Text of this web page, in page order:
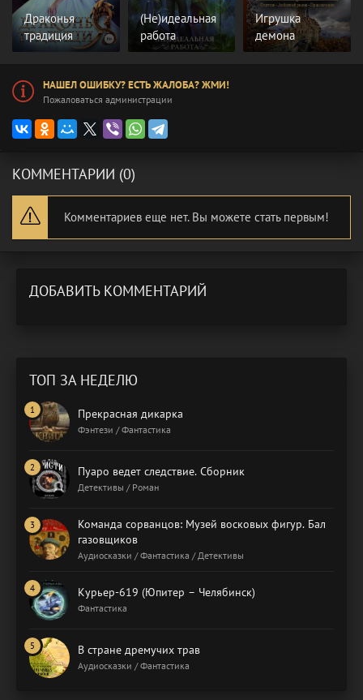
Драконья
традиция
(Не)идеальная
работа
Игрушка
демона
НАШЕЛ ОШИБКУ? ЕСТЬ ЖАЛОБА? ЖМИ!
Пожаловаться администрации
КОММЕНТАРИИ (0)
Комментариев еще нет. Вы можете стать первым!
ДОБАВИТЬ КОММЕНТАРИЙ
ТОП ЗА НЕДЕЛЮ
Прекрасная дикарка
Фэнтези / Фантастика
Пуаро ведет следствие. Сборник
Детективы / Роман
Команда сорванцов: Музей восковых фигур. Бал
газовщиков
Аудиосказки / Фантастика / Детективы
Курьер-619 (Юпитер – Челябинск)
Фантастика
В стране дремучих трав
Аудиосказки / Фантастика